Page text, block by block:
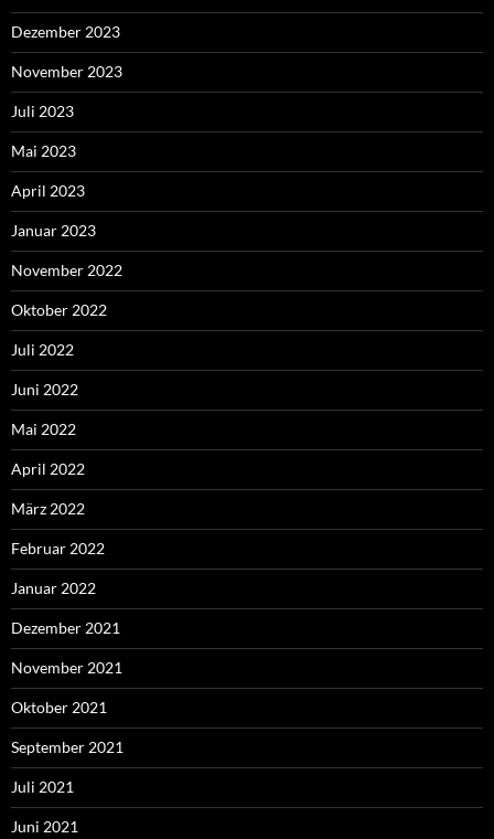
Dezember 2023
November 2023
Juli 2023
Mai 2023
April 2023
Januar 2023
November 2022
Oktober 2022
Juli 2022
Juni 2022
Mai 2022
April 2022
März 2022
Februar 2022
Januar 2022
Dezember 2021
November 2021
Oktober 2021
September 2021
Juli 2021
Juni 2021